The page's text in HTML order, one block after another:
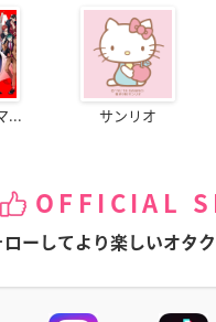
... サンリオ
OFFICIAL
ローしてより楽しいオタク